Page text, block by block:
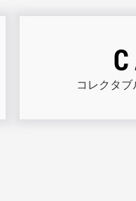
コレクタブ